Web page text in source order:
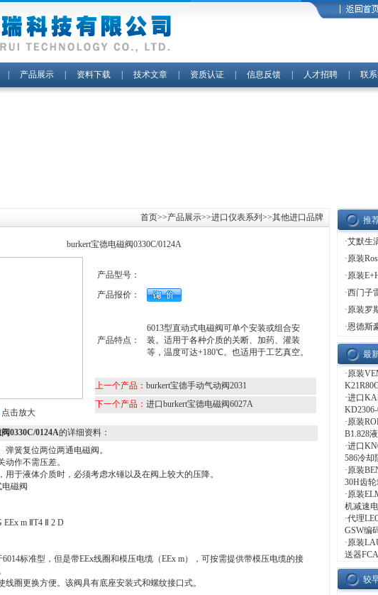
产品展示 资料下载 技术文章 资质认证 信息反馈 人才招聘 联
首页>>产品展示>>进口仪表系列 >>其他进口品牌
burkert宝德电磁阀0330C/0124A
点击放大
产品型号：
产品报价：
产品特点：
6013型直动式电磁阀可单个安装或组合安
装。适用于各种介质的关断、加药、灌装
等，温度可达+180℃。也适用于工艺真空。
上一个产品： burkert宝德手动气动阀2031
下一个产品： 进口burkert宝德电磁阀6027A
0330C/0124A的详细资料：
弹簧复位两位两通电磁阀。
动作不需压差。
用于液体介质时，必须考虑水锤以及在阀上较大的压降。
磁阀
m ⅡT4 Ⅱ 2 D
6014标准型，但是带EEx线圈和模压电缆（EEx m），可按需提供带模压电缆的接
线圈更换方便。该阀具有底座安装式和螺纹接口式。
推
·艾默生
·原装
·原装
·西门子
·原装罗
·恩德斯
最
·原装
·进口
·原装
B1.828
·进口
586冷却
·原装
30H齿
·原装
机减速
·代理
GSW编
·原装
送器
较